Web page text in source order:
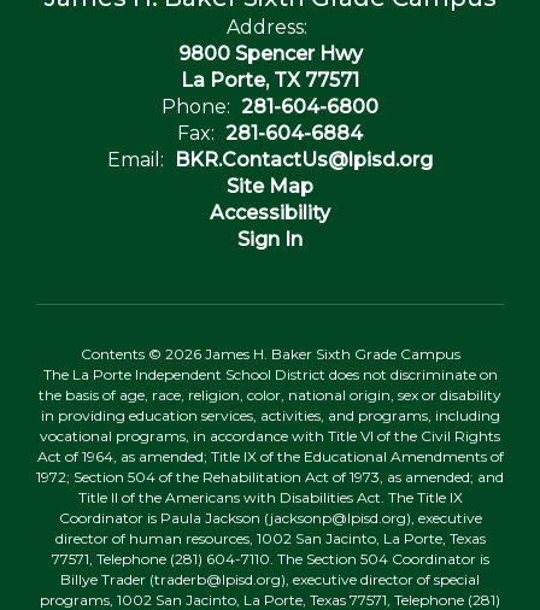
Address:
9800 Spencer Hwy
La Porte, TX 77571
Phone: 281-604-6800
Fax: 281-604-6884
Email:
BKR.ContactUs@lpisd.org
Site Map
Accessibility
Sign In
Contents © 2026 James H. Baker Sixth Grade Campus
The La Porte Independent School District does not discriminate on
the basis of age, race, religion, color, national origin, sex or disability
in providing education services, activities, and programs, including
vocational programs, in accordance with Title VI of the Civil Rights
Act of 1964, as amended; Title IX of the Educational Amendments of
1972; Section 504 of the Rehabilitation Act of 1973, as amended; and
Title II of the Americans with Disabilities Act. The Title IX
Coordinator is Paula Jackson (jacksonp@lpisd.org), executive
director of human resources, 1002 San Jacinto, La Porte, Texas
77571, Telephone (281) 604-7110. The Section 504 Coordinator is
Billye Trader (traderb@lpisd.org), executive director of special
programs, 1002 San Jacinto, La Porte, Texas 77571, Telephone (281)